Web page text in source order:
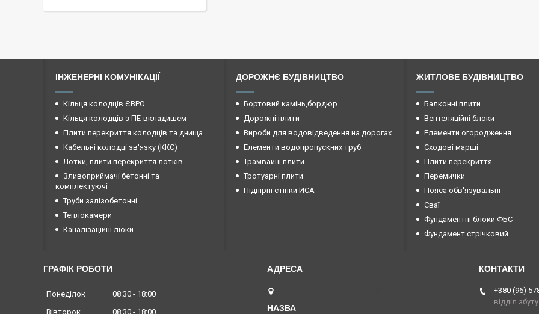
ІНЖЕНЕРНІ КОМУНІКАЦІЇ
Кільця колодців ЄВРО
Кільця колодців з ПЕ-вкладишем
Плити перекриття колодців та днища
Кабельні колодці зв'язку (ККС)
Лотки, плити перекриття лотків
Зливоприймачі бетонні та
комплектуючі
Труби залізобетонні
Теплокамери
Каналізаційні люки
ДОРОЖНЄ БУДІВНИЦТВО
Бортовий камінь,бордюр
Дорожні плити
Вироби для водовідведення на дорогах
Елементи водопропускних труб
Трамвайні плити
Тротуарні плити
Підпірні стінки ИСА
ЖИТЛОВЕ БУДІВНИЦТВО
Балконні плити
Вентеляційні блоки
Елементи огородження
Сходові марші
Плити перекриття
Перемички
Пояса обв'язувальні
Сваї
Фундаментні блоки ФБС
Фундамент стрічковий
ГРАФІК РОБОТИ
Понеділок 08:30
18:00
Вівторок
08:30 18:00
+380 (96)
відділ збуту